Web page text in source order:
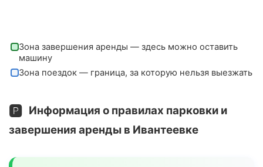
Зона завершения аренды — здесь можно оставить
машину
Зона поездок — граница, за которую нельзя выезжать
🅿️ Информация о правилах парковки и
завершения аренды в Ивантеевке